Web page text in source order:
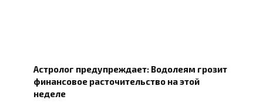
Астролог предупреждает: Водолеям грозит
финансовое расточительство на этой
неделе